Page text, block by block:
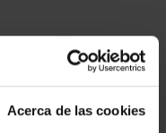
Acerca de las cookies